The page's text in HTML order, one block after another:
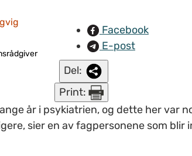
Facebook
E-post
Del:
Print:
år i psykiatrien, og dette her var
sier en av fagpersonene som